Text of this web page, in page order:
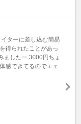
イターに差し込む簡易
得られたことがあっ
ましたー 3000円ちょ
感できてるのでエェ